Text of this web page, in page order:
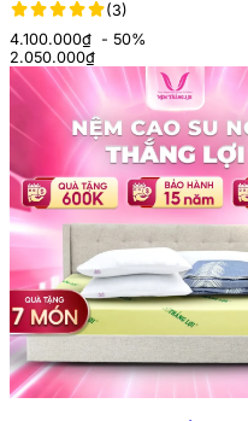
(3)
4.100.000₫ - 50%
2.050.000₫